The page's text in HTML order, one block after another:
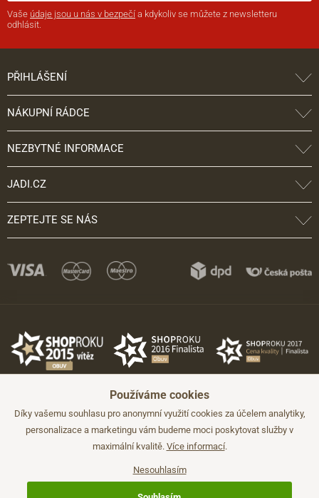
Vaše údaje jsou u nás v bezpečí a kdykoliv se můžete z newsletteru
odhlásit.
PŘIHLÁŠENÍ
NÁKUPNÍ RÁDCE
NEZBYTNÉ INFORMACE
JADI.CZ
ZEPTEJTE SE NÁS
©2026 JADI.cz. Užití materiálů bez souhlasu není možné.
Používáme cookies
Díky vašemu souhlasu pro anonymní využití cookies za účelem analytiky,
personalizace a marketingu vám budeme moci poskytovat služby v
maximální kvalitě. Více informací.
Nesouhlasím